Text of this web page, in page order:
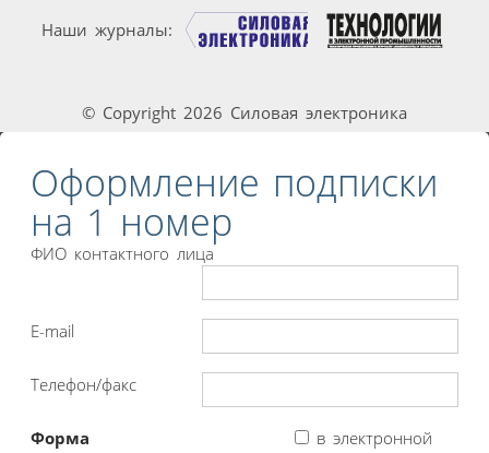
Наши журналы:
© Copyright 2026 Силовая электроника
Оформление подписки
на 1 номер
ФИО контактного лица
E-mail
Телефон/факс
Форма
в электронной